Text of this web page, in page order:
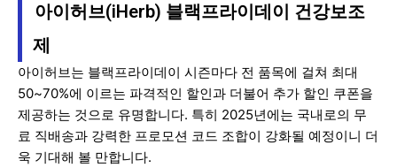
아이허브(iHerb) 블랙프라이데이 건강보조
제
아이허브는 블랙프라이데이 시즌마다 전 품목에 걸쳐 최대
50~70%에 이르는 파격적인 할인과 더불어 추가 할인 쿠폰을
제공하는 것으로 유명합니다. 특히 2025년에는 국내로의 무
료 직배송과 강력한 프로모션 코드 조합이 강화될 예정이니 더
욱 기대해 볼 만합니다.